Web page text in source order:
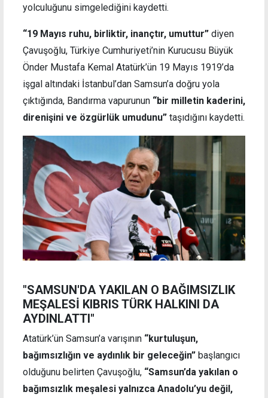
yolculuğunu simgelediğini kaydetti.
“19 Mayıs ruhu, birliktir, inançtır, umuttur” diyen
Çavuşoğlu, Türkiye Cumhuriyeti’nin Kurucusu Büyük
Önder Mustafa Kemal Atatürk’ün 19 Mayıs 1919’da
işgal altındaki İstanbul’dan Samsun’a doğru yola
çıktığında, Bandırma vapurunun “bir milletin kaderini,
direnişini ve özgürlük umudunu” taşıdığını kaydetti.
"SAMSUN'DA YAKILAN O BAĞIMSIZLIK
MEŞALESİ KIBRIS TÜRK HALKINI DA
AYDINLATTI"
Atatürk’ün Samsun’a varışının “kurtuluşun,
bağımsızlığın ve aydınlık bir geleceğin” başlangıcı
olduğunu belirten Çavuşoğlu, “Samsun’da yakılan o
bağımsızlık meşalesi yalnızca Anadolu’yu değil,